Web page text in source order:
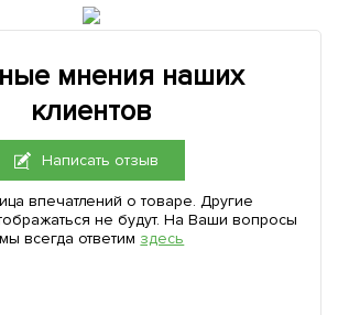
мнения наших
клиентов
Написать отзыв
впечатлений о товаре. Другие
не будут. На Ваши вопросы
мы всегда ответим здесь